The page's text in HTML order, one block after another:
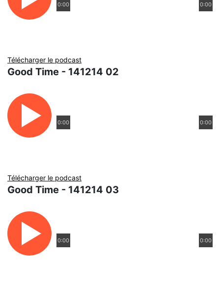
0:00 0:00
Télécharger le podcast
Good Time - 141214 02
0:00 0:00
Télécharger le podcast
Good Time - 141214 03
0:00 0:00